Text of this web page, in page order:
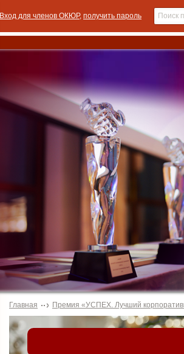
Вход для членов ОКЮР, получить пароль
Главная Премия «УСПЕХ. Лучший